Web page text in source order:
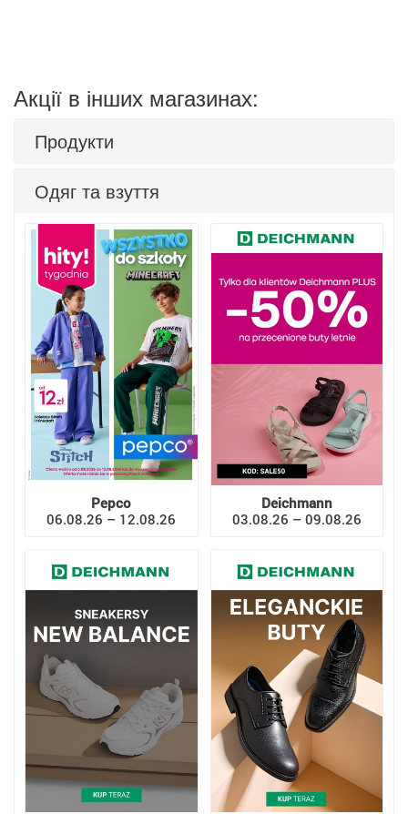
Акції в інших магазинах:
Продукти
Одяг та взуття
Pepco
06.08.26 – 12.08.26
Deichmann
03.08.26 – 09.08.26